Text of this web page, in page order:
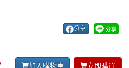
分享
加入購物車 立即購買